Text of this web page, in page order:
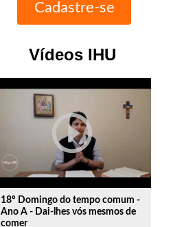
Vídeos IHU
play_circle_outline
18º Domingo do tempo comum -
Ano A - Dai-lhes vós mesmos de
comer